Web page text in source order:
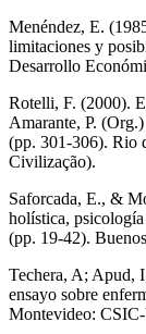
Menéndez, E.
limitaciones y
Desarrollo
Rotelli, F. (2000).
Amarante, P.
(pp. 301-306). Rio
Civilização).
Saforcada, E., &
holística,
(pp. 19-42).
Techera, A; Apud,
ensayo sobre
Montevideo: